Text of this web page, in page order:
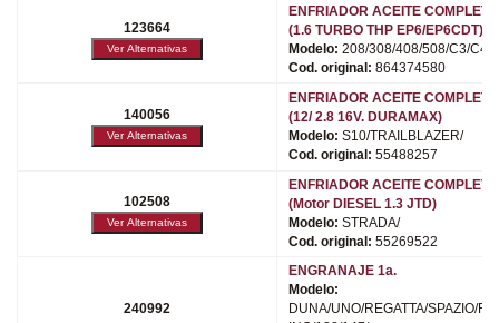
123664
ENFRIADOR ACEITE COMPLETO
(1.6 TURBO THP EP6/EP6CDT)
Modelo: 208/308/408/508/C3/C4/
Cod. original: 864374580
140056
ENFRIADOR ACEITE COMPLETO
(12/ 2.8 16V. DURAMAX)
Modelo: S10/TRAILBLAZER/
Cod. original: 55488257
102508
ENFRIADOR ACEITE COMPLETO
(Motor DIESEL 1.3 JTD)
Modelo: STRADA/
Cod. original: 55269522
240992
ENGRANAJE 1a.
Modelo:
DUNA/UNO/REGATTA/SPAZIO/